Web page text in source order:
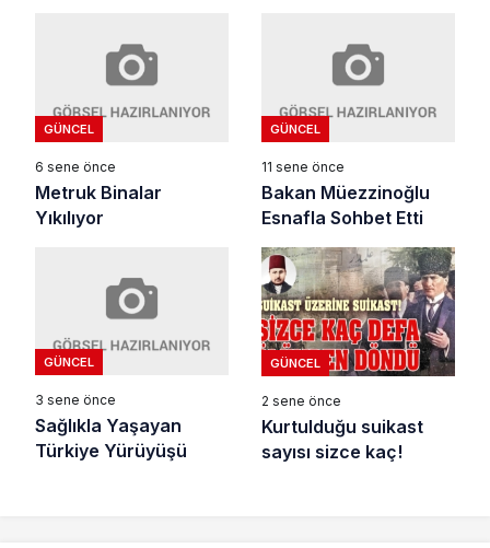
GÜNCEL
6 sene önce
Metruk Binalar
Yıkılıyor
GÜNCEL
11 sene önce
Bakan Müezzinoğlu
Esnafla Sohbet Etti
GÜNCEL
3 sene önce
Sağlıkla Yaşayan
Türkiye Yürüyüşü
GÜNCEL
2 sene önce
Kurtulduğu suikast
sayısı sizce kaç!